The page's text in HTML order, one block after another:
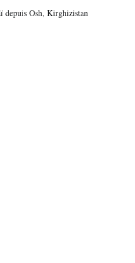
depuis Osh, Kirghizistan